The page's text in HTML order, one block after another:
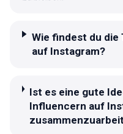
Wie findest du die
auf Instagram?
Ist es eine gute
Influencern auf